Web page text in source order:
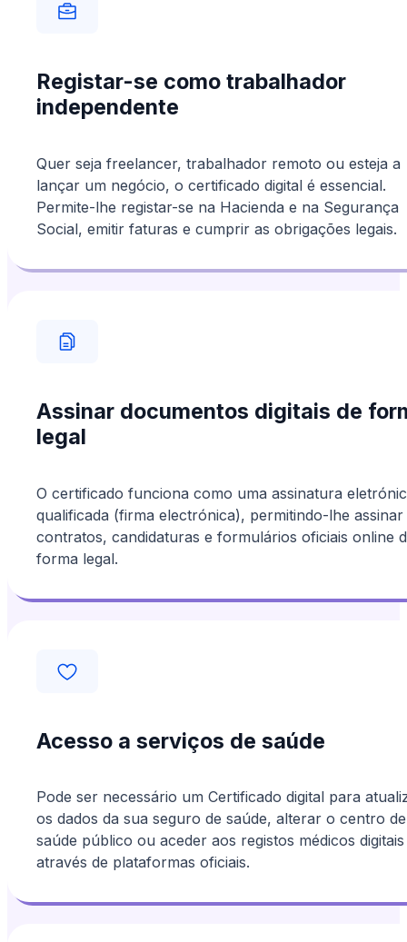
Registar-se como trabalhador
independente
Quer seja freelancer, trabalhador remoto ou esteja a
lançar um negócio, o certificado digital é essencial.
Permite-lhe registar-se na Hacienda e na Segurança
Social, emitir faturas e cumprir as obrigações legais.
Assinar documentos digitais de
legal
O certificado funciona como uma assinatura
qualificada (firma electrónica), permitindo-lhe assinar
contratos, candidaturas e formulários oficiais online
forma legal.
Acesso a serviços de saúde
Pode ser necessário um Certificado digital para
os dados da sua seguro de saúde, alterar o centro de
saúde público ou aceder aos registos médicos digitais
através de plataformas oficiais.